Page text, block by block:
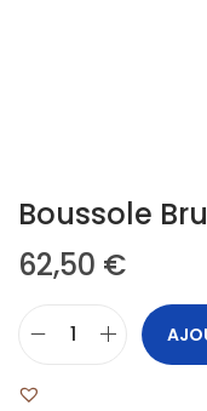
Boussole
62,50 €